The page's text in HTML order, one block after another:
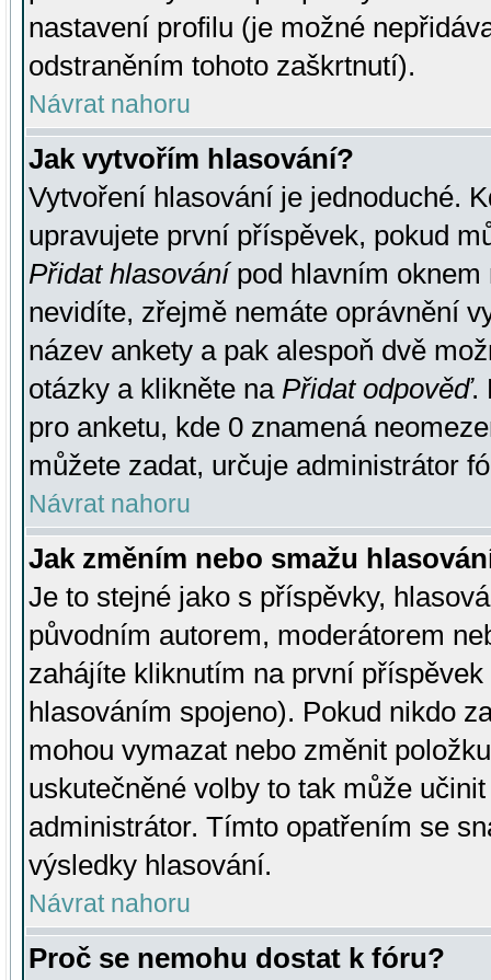
nastavení profilu (je možné
odstraněním tohoto zaškrtnutí).
Návrat nahoru
Jak vytvořím hlasování?
Vytvoření hlasování je jednoduché.
upravujete první příspěvek, pokud
Přidat hlasovánípod hlavním oknem
nevidíte, zřejmě nemáte oprávnění
název ankety a pak alespoň dvě
otázky a klikněte na Přidat odpověď.
pro anketu, kde 0 znamená
můžete zadat, určuje administrátor
Návrat nahoru
Jak změním nebo smažu
Je to stejné jako s příspěvky,
původním autorem, moderátorem
zahájíte kliknutím na první
hlasováním spojeno). Pokud nikdo
mohou vymazat nebo změnit
uskutečněné volby to tak může
administrátor. Tímto opatřením se
výsledky hlasování.
Návrat nahoru
Proč se nemohu dostat k fóru?